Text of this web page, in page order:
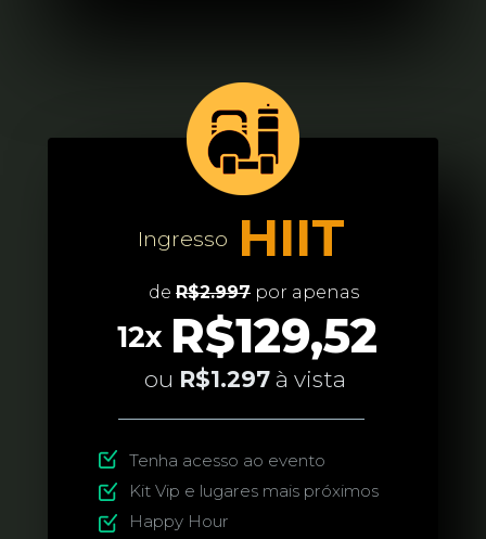
12x R$129,52
ou R$1.297 à vista
Ingresso HIIT
Tenha acesso ao evento
Kit Vip e lugares mais próximos
Happy Hour
de R$2.997 por apenas